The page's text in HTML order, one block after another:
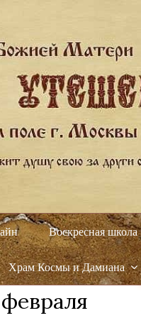
Воскресная школа
Храм Космы и Дамиана